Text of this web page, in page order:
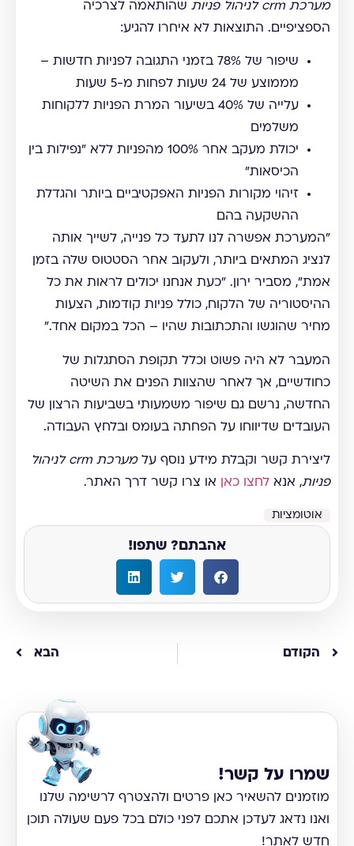
מערכת crm לניהול פניות
שהותאמה לצרכיה
הספציפיים. התוצאות לא איחרו להגיע:
שיפור של 78% בזמני התגובה לפניות חדשות –
מממוצע של 24 שעות לפחות מ-5 שעות
עלייה של 40% בשיעור המרת הפניות ללקוחות
משלמים
יכולת מעקב אחר 100% מהפניות ללא "נפילות בין
הכיסאות"
זיהוי מקורות הפניות האפקטיביים ביותר והגדלת
ההשקעה בהם
"המערכת אפשרה לנו לתעד כל פנייה, לשייך אותה
לנציג המתאים ביותר, ולעקוב אחר הסטטוס שלה בזמן
אמת", מסביר ירון. "כעת אנחנו יכולים לראות את כל
ההיסטוריה של הלקוח, כולל פניות קודמות, הצעות
מחיר שהוגשו והתכתובות שהיו – הכל במקום אחד."
המעבר לא היה פשוט וכלל תקופת הסתגלות של
כחודשיים, אך לאחר שהצוות הפנים את השיטה
החדשה, נרשם גם שיפור משמעותי בשביעות הרצון של
העובדים שדיווחו על הפחתה בעומס ובלחץ העבודה.
ליצירת קשר וקבלת מידע נוסף על
מערכת crm לניהול
פניות, אנא לחצו כאן או צרו קשר דרך האתר.
אוטומציות
אהבתם? שתפו!
הקודם הבא
שמרו על קשר!
מוזמנים להשאיר כאן פרטים ולהצטרף לרשימה שלנו
ואנו נדאג לעדכן אתכם לפני כולם בכל פעם שעולה תוכן
חדש לאתר!